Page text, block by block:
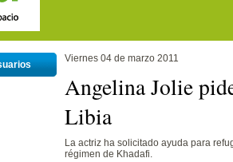
Viernes 04 de marzo 2011
Angelina Jolie
Libia
La actriz ha solicitado ayuda para
régimen de Khadafi.